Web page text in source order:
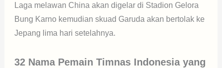
Laga melawan China akan digelar di Stadion Gelora
Bung Karno kemudian skuad Garuda akan bertolak ke
Jepang lima hari setelahnya.
32 Nama Pemain Timnas Indonesia yang